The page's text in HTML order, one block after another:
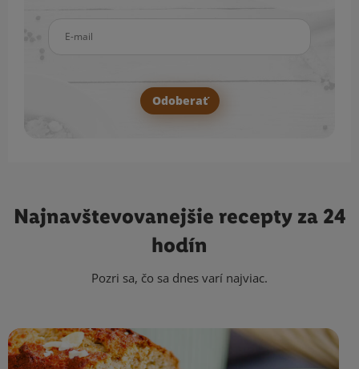
Odoberať
Najnavštevovanejšie recepty za 24
hodín
Pozri sa, čo sa dnes varí najviac.